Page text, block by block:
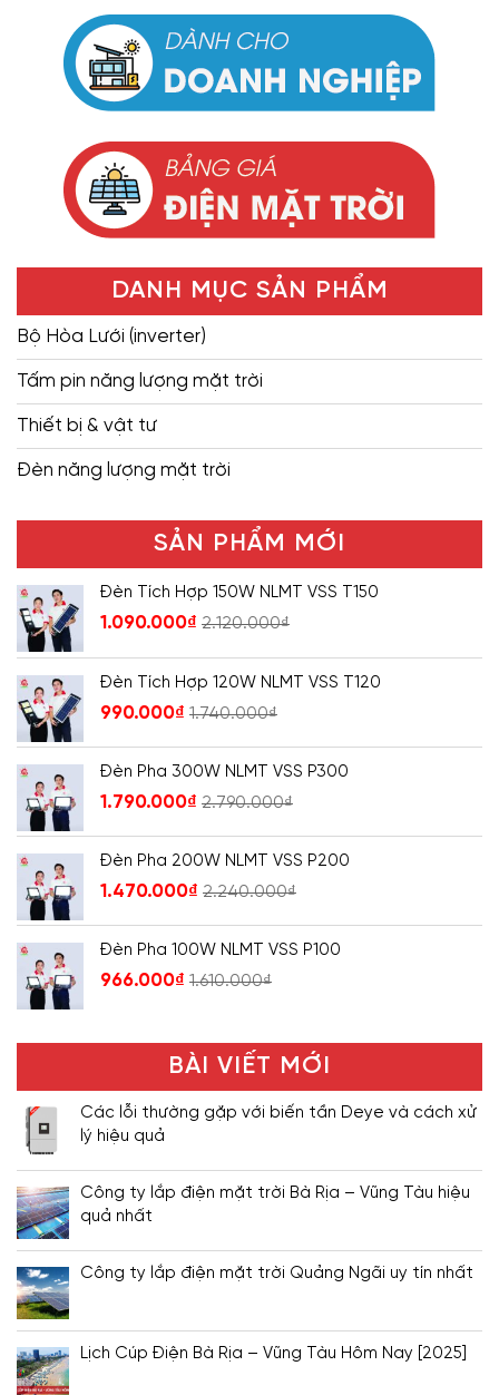
DANH MỤC SẢN PHẨM
Bộ Hòa Lưới (inverter)
Tấm pin năng lượng mặt trời
Thiết bị & vật tư
Đèn năng lượng mặt trời
SẢN PHẨM MỚI
Đèn Tích Hợp 150W NLMT VSS T150
1.090.000₫ 2.120.000₫
Đèn Tích Hợp 120W NLMT VSS T120
990.000₫ 1.740.000₫
Đèn Pha 300W NLMT VSS P300
1.790.000₫ 2.790.000₫
Đèn Pha 200W NLMT VSS P200
1.470.000₫ 2.240.000₫
Đèn Pha 100W NLMT VSS P100
966.000₫ 1.610.000₫
BÀI VIẾT MỚI
Các lỗi thường gặp với biến tần Deye và cách xử
lý hiệu quả
Công ty lắp điện mặt trời Bà Rịa – Vũng Tàu hiệu
quả nhất
Công ty lắp điện mặt trời Quảng Ngãi uy tín nhất
Lịch Cúp Điện Bà Rịa – Vũng Tàu Hôm Nay [2025]